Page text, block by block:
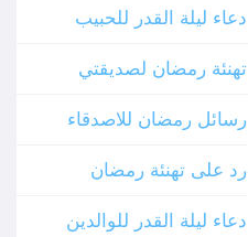
دعاء ليلة القدر للحبيب
تهنئة رمضان لصديقتي
رسائل رمضان للاصدقاء
رد على تهنئة رمضان
دعاء ليلة القدر للوالدين